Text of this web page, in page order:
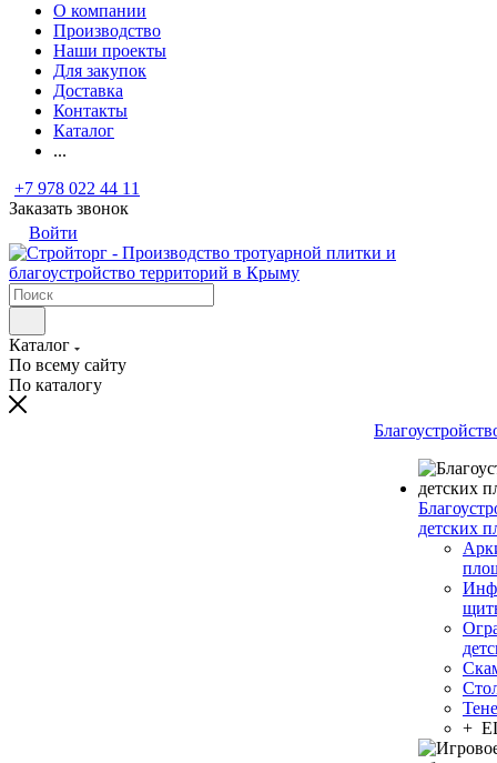
О компании
Производство
Наши проекты
Для закупок
Доставка
Контакты
Каталог
...
+7 978 022 44 11
Заказать звонок
Войти
Каталог
По всему сайту
По каталогу
детских
+